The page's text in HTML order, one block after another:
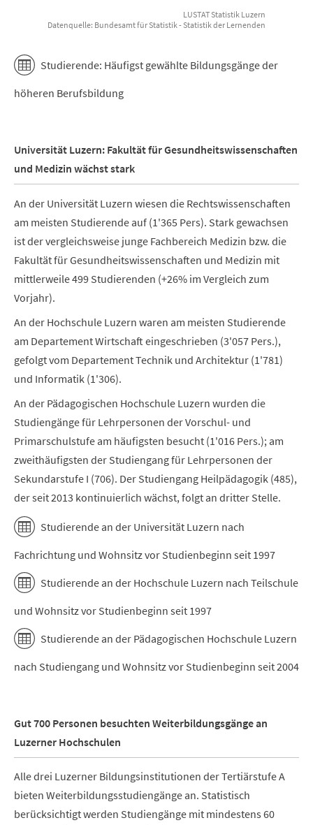
LUSTAT Statistik Luzern
Datenquelle: Bundesamt für Statistik - Statistik der Lernenden
Studierende: Häufigst gewählte Bildungsgänge der
höheren Berufsbildung
Universität Luzern: Fakultät für Gesundheitswissenschaften
und Medizin wächst stark
An der Universität Luzern wiesen die Rechtswissenschaften
am meisten Studierende auf (1'365 Pers). Stark gewachsen
ist der vergleichsweise junge Fachbereich Medizin bzw. die
Fakultät für Gesundheitswissenschaften und Medizin mit
mittlerweile 499 Studierenden (+26% im Vergleich zum
Vorjahr).
An der Hochschule Luzern waren am meisten Studierende
am Departement Wirtschaft eingeschrieben (3'057 Pers.),
gefolgt vom Departement Technik und Architektur (1'781)
und Informatik (1'306).
An der Pädagogischen Hochschule Luzern wurden die
Studiengänge für Lehrpersonen der Vorschul- und
Primarschulstufe am häufigsten besucht (1'016 Pers.); am
zweithäufigsten der Studiengang für Lehrpersonen der
Sekundarstufe I (706). Der Studiengang Heilpädagogik (485),
der seit 2013 kontinuierlich wächst, folgt an dritter Stelle.
Studierende an der Universität Luzern nach
Fachrichtung und Wohnsitz vor Studienbeginn seit 1997
Studierende an der Hochschule Luzern nach Teilschule
und Wohnsitz vor Studienbeginn seit 1997
Studierende an der Pädagogischen Hochschule Luzern
nach Studiengang und Wohnsitz vor Studienbeginn seit 2004
Gut 700 Personen besuchten Weiterbildungsgänge an
Luzerner Hochschulen
Alle drei Luzerner Bildungsinstitutionen der Tertiärstufe A
bieten Weiterbildungsstudiengänge an. Statistisch
berücksichtigt werden Studiengänge mit mindestens 60